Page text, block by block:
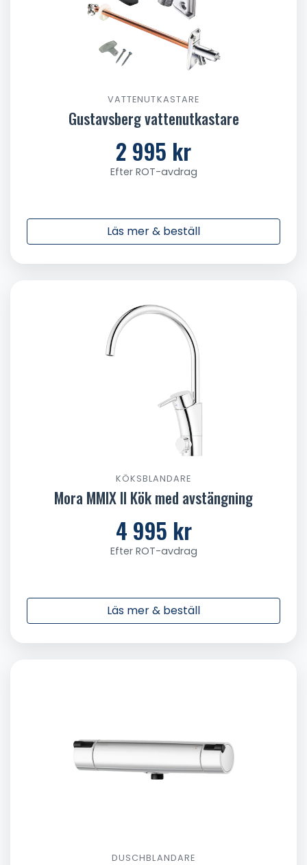
VATTENUTKASTARE
Gustavsberg vattenutkastare
2 995 kr
Efter ROT-avdrag
Läs mer & beställ
KÖKSBLANDARE
Mora MMIX II Kök med avstängning
4 995 kr
Efter ROT-avdrag
Läs mer & beställ
DUSCHBLANDARE